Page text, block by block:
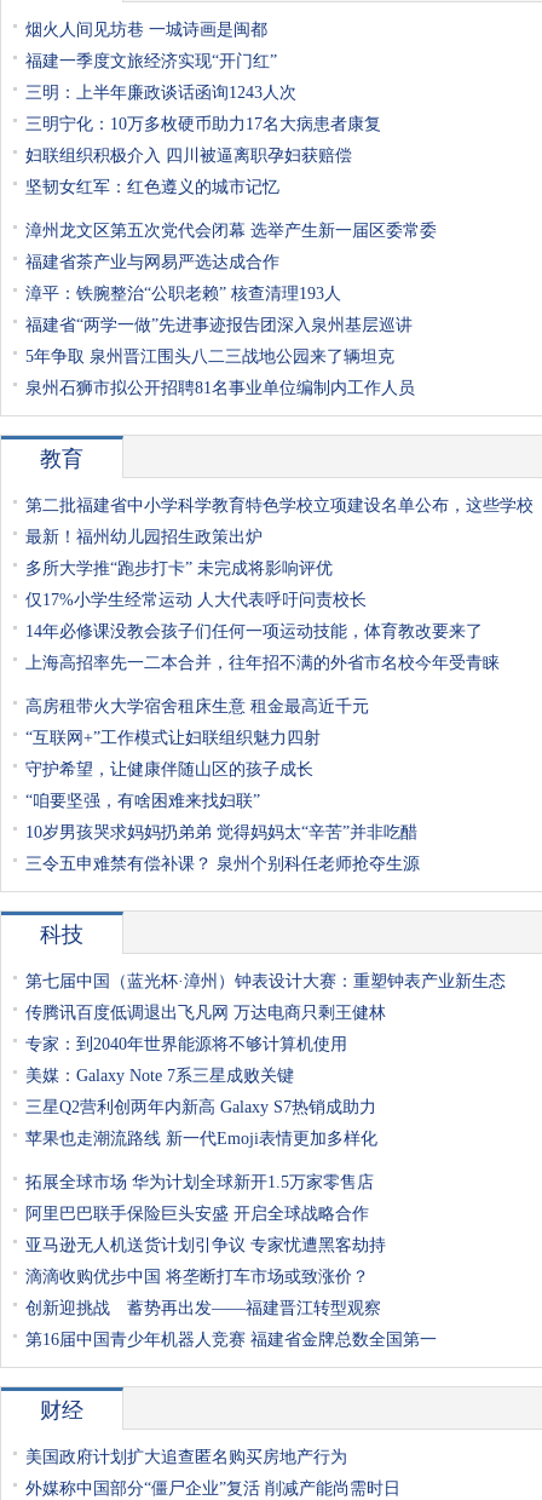
烟火人间见坊巷 一城诗画是闽都
福建一季度文旅经济实现“开门红”
三明：上半年廉政谈话函询1243人次
三明宁化：10万多枚硬币助力17名大病患者康复
妇联组织积极介入 四川被逼离职孕妇获赔偿
坚韧女红军：红色遵义的城市记忆
漳州龙文区第五次党代会闭幕 选举产生新一届区委常委
福建省茶产业与网易严选达成合作
漳平：铁腕整治“公职老赖” 核查清理193人
福建省“两学一做”先进事迹报告团深入泉州基层巡讲
5年争取 泉州晋江围头八二三战地公园来了辆坦克
泉州石狮市拟公开招聘81名事业单位编制内工作人员
教育
第二批福建省中小学科学教育特色学校立项建设名单公布，这些学校
最新！福州幼儿园招生政策出炉
多所大学推“跑步打卡” 未完成将影响评优
仅17%小学生经常运动 人大代表呼吁问责校长
14年必修课没教会孩子们任何一项运动技能，体育教改要来了
上海高招率先一二本合并，往年招不满的外省市名校今年受青睐
高房租带火大学宿舍租床生意 租金最高近千元
“互联网+”工作模式让妇联组织魅力四射
守护希望，让健康伴随山区的孩子成长
“咱要坚强，有啥困难来找妇联”
10岁男孩哭求妈妈扔弟弟 觉得妈妈太“辛苦”并非吃醋
三令五申难禁有偿补课？ 泉州个别科任老师抢夺生源
科技
第七届中国（蓝光杯·漳州）钟表设计大赛：重塑钟表产业新生态
传腾讯百度低调退出飞凡网 万达电商只剩王健林
专家：到2040年世界能源将不够计算机使用
美媒：Galaxy Note 7系三星成败关键
三星Q2营利创两年内新高 Galaxy S7热销成助力
苹果也走潮流路线 新一代Emoji表情更加多样化
拓展全球市场 华为计划全球新开1.5万家零售店
阿里巴巴联手保险巨头安盛 开启全球战略合作
亚马逊无人机送货计划引争议 专家忧遭黑客劫持
滴滴收购优步中国 将垄断打车市场或致涨价？
创新迎挑战 蓄势再出发——福建晋江转型观察
第16届中国青少年机器人竞赛 福建省金牌总数全国第一
财经
美国政府计划扩大追查匿名购买房地产行为
外媒称中国部分“僵尸企业”复活 削减产能尚需时日